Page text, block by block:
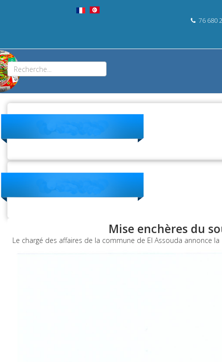
76 680
Mise enchères du
Le chargé des affaires de la commune de El Assouda annonce